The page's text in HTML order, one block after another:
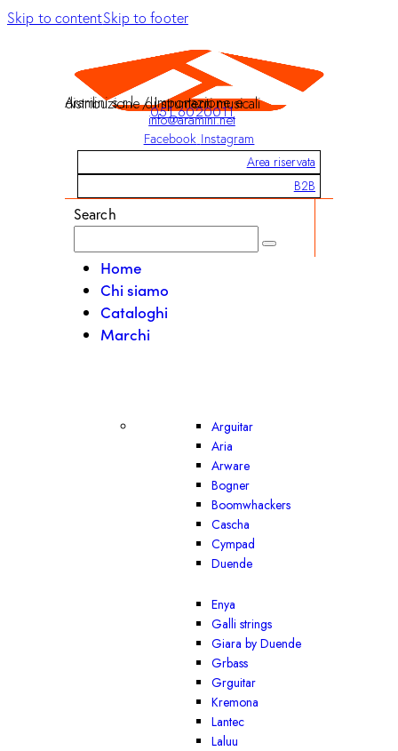
Skip to contentSkip to footer
Aramini s.r.l. / Importazione e distribuzione di strumenti musicali
051 6020011
info@aramini.net
Facebook Instagram
Area riservata
B2B
Search
Home
Chi siamo
Cataloghi
Marchi
Arguitar
Aria
Arware
Bogner
Boomwhackers
Cascha
Cympad
Duende
Enya
Galli strings
Giara by Duende
Grbass
Grguitar
Kremona
Lantec
Laluu